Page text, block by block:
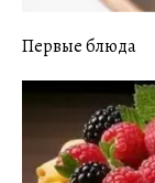
Первые блюда